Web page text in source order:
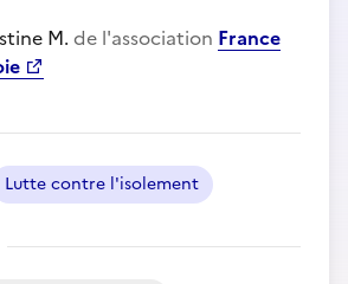
M. de l'association France
Lutte contre l'isolement